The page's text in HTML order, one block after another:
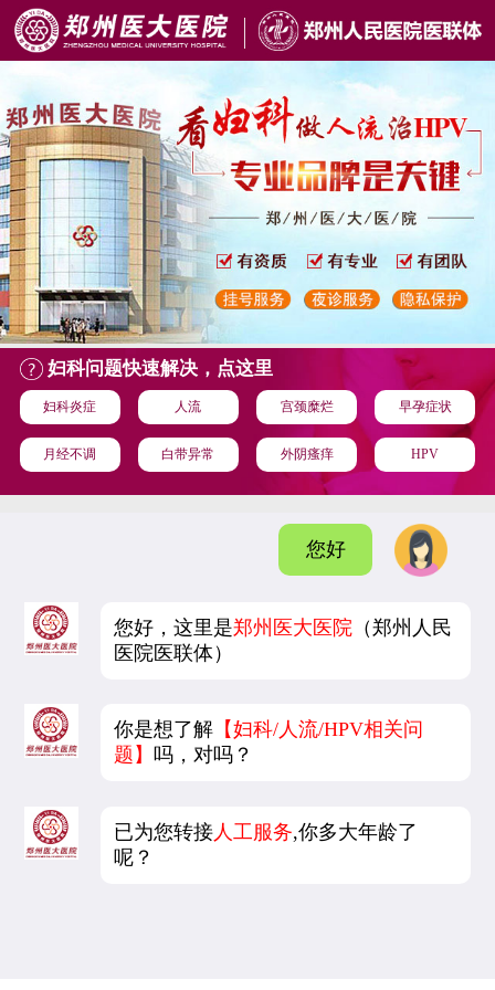
妇科问题快速解决，点这里
妇科炎症 人流 宫颈糜烂 早孕症状
月经不调 白带异常 外阴瘙痒 HPV
您好
您好，这里是郑州医大医院 （郑州人民
医院医联体）
你是想了解 【妇科/人流/HPV相关问
题】吗，对吗？
已为您转接 人工服务,你多大年龄了
呢？